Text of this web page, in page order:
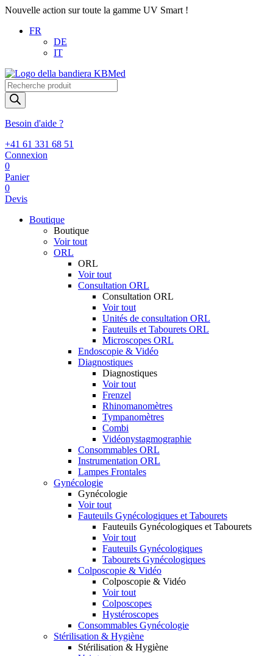
Nouvelle action sur toute la gamme UV Smart !
FR
DE
IT
Recherche
de
produits
Besoin d'aide ?
+41 61 331 68 51
Connexion
0
Panier
0
Devis
Boutique
Boutique
Voir tout
ORL
ORL
Voir tout
Consultation ORL
Consultation ORL
Voir tout
Unités de consultation ORL
Fauteuils et Tabourets ORL
Microscopes ORL
Endoscopie & Vidéo
Diagnostiques
Diagnostiques
Voir tout
Frenzel
Rhinomanomètres
Tympanomètres
Combi
Vidéonystagmographie
Consommables ORL
Instrumentation ORL
Lampes Frontales
Gynécologie
Gynécologie
Voir tout
Fauteuils Gynécologiques et Tabourets
Fauteuils Gynécologiques et Tabourets
Voir tout
Fauteuils Gynécologiques
Tabourets Gynécologiques
Colposcopie & Vidéo
Colposcopie & Vidéo
Voir tout
Colposcopes
Hystéroscopes
Consommables Gynécologie
Stérilisation & Hygiène
Stérilisation & Hygiène